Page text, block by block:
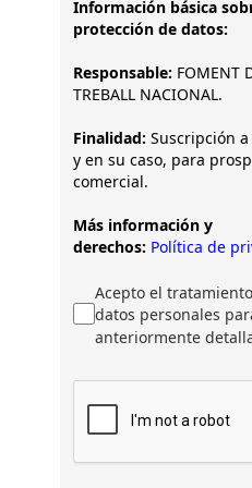
Información básica
protección de datos:
Responsable: FOMENT
TREBALL NACIONAL.
Finalidad: Suscripción
y en su caso, para
comercial.
Más información y
derechos: Política de
Acepto el
datos personales
anteriormente